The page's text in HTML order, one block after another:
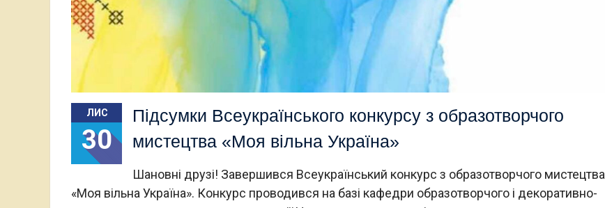
ЛИС
30
Підсумки Всеукраїнського конкурсу з образотворчого
мистецтва «Моя вільна Україна»
Шановні друзі! Завершився Всеукраїнський конкурс з образотворчого мистецтва
«Моя вільна Україна». Конкурс проводився на базі кафедри образотворчого і декоративно-